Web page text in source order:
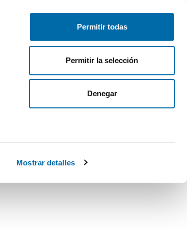
Mostrar detalles
Permitir todas
Permitir la selección
Denegar
Publica gratis Inicia sesión
¿Te mudas?¡Te ayudamos!
Calcula tu hipoteca: